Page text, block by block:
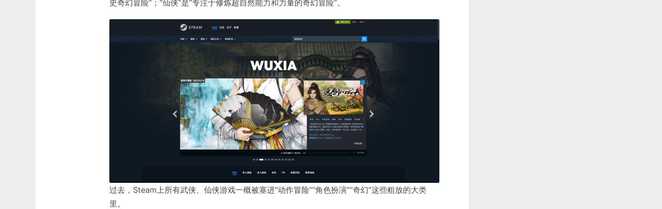
史奇幻冒险”；“仙侠”是“专注于修炼超自然能力和力量的奇幻冒险”。
过去，Steam上所有武侠、仙侠游戏一概被塞进“动作冒险”“角色扮演”“奇幻”这些粗放的大类
里。